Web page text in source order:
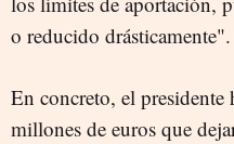
o reducido drásticamente".
En concreto, el
millones de euros que